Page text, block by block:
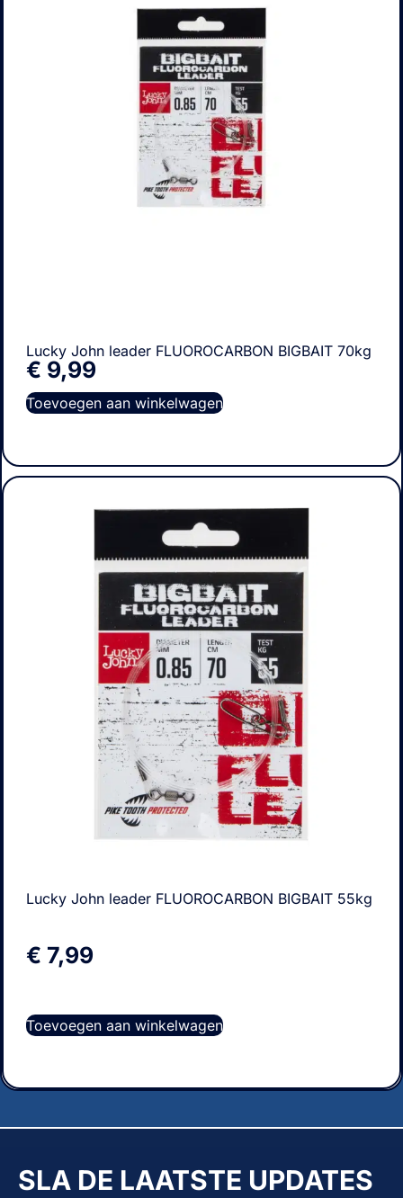
Lucky John leader FLUOROCARBON BIGBAIT 70kg
€ 9,99
Toevoegen aan winkelwagen
Lucky John leader FLUOROCARBON BIGBAIT 55kg
€ 7,99
Toevoegen aan winkelwagen
SLA DE LAATSTE UPDATES